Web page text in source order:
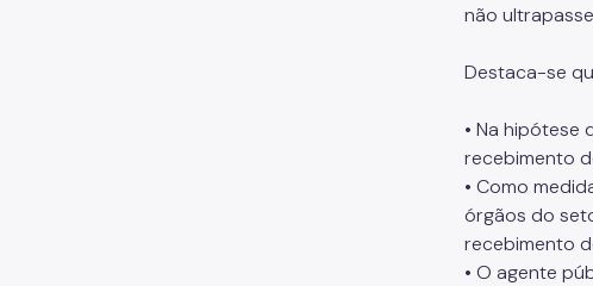
não
Destaca-se
• Na
recebimento
• Como
órgãos do
recebimento
• O agente